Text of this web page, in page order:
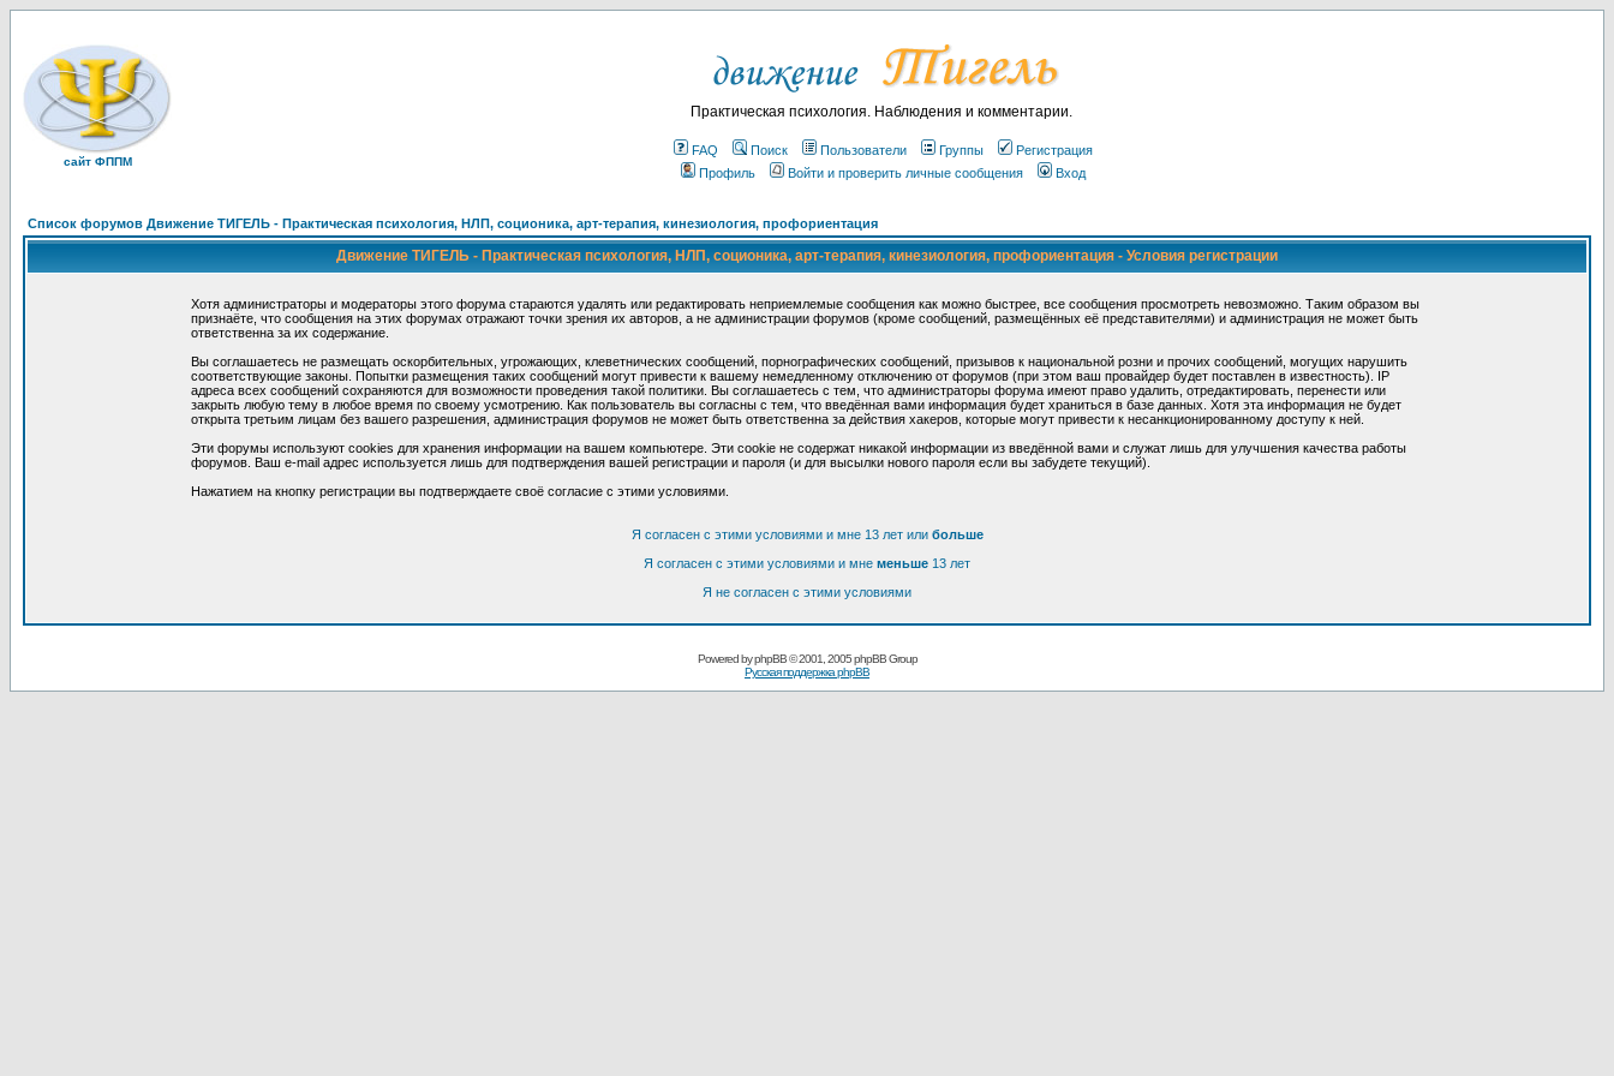
сайт ФППМ
Практическая психология. Наблюдения и комментарии.
FAQ Поиск Пользователи Группы
Регистрация
Профиль
Войти и проверить личные сообщения Вход
Список форумов Движение ТИГЕЛЬ - Практическая психология, НЛП, соционика, арт-терапия, кинезиология, профориентация
Движение ТИГЕЛЬ - Практическая психология, НЛП, соционика, арт-терапия, кинезиология, профориентация - Условия регистрации
Хотя администраторы и модераторы этого форума стараются удалять или редактировать неприемлемые сообщения как можно быстрее, все сообщения просмотреть невозможно. Таким образом вы
признаёте, что сообщения на этих форумах отражают точки зрения их авторов, а не администрации форумов (кроме сообщений, размещённых её представителями) и администрация не может быть
ответственна за их содержание.
Вы соглашаетесь не размещать оскорбительных, угрожающих, клеветнических сообщений, порнографических сообщений, призывов к национальной розни и прочих сообщений, могущих нарушить
соответствующие законы. Попытки размещения таких сообщений могут привести к вашему немедленному отключению от форумов (при этом ваш провайдер будет поставлен в известность). IP
адреса всех сообщений сохраняются для возможности проведения такой политики. Вы соглашаетесь с тем, что администраторы форума имеют право удалить, отредактировать, перенести или
закрыть любую тему в любое время по своему усмотрению. Как пользователь вы согласны с тем, что введённая вами информация будет храниться в базе данных. Хотя эта информация не будет
открыта третьим лицам без вашего разрешения, администрация форумов не может быть ответственна за действия хакеров, которые могут привести к несанкционированному доступу к ней.
Эти форумы используют cookies для хранения информации на вашем компьютере. Эти cookie не содержат никакой информации из введённой вами и служат лишь для улучшения качества работы
форумов. Ваш e-mail адрес используется лишь для подтверждения вашей регистрации и пароля (и для высылки нового пароля если вы забудете текущий).
Нажатием на кнопку регистрации вы подтверждаете своё согласие с этими условиями.
Я согласен с этими условиями и мне 13 лет или больше
Я согласен с этими условиями и мне меньше 13 лет
Я не согласен с этими условиями
Powered byphpBB© 2001, 2005 phpBB Group
Русская поддержка phpBB